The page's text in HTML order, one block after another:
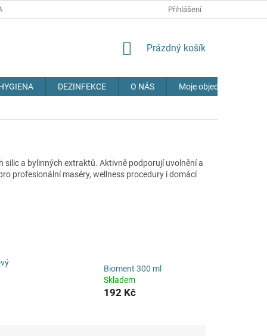
DOPRAVA
Přihlášení
NÁKUPNÍ
Prázdný košík
DEZINFEKCE O NÁS Moje objednávka
a bylinných extraktů. Aktivně podporují uvolnění a
profesionální maséry, wellness procedury i domácí
Bioment 300 ml
Skladem
192 Kč